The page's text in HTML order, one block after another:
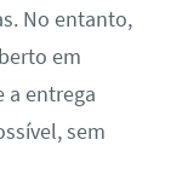
No entanto,
em
a entrega
sem